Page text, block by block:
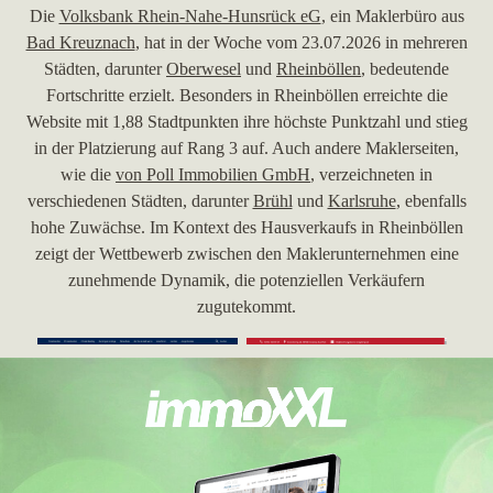
Die Volksbank Rhein-Nahe-Hunsrück eG, ein Maklerbüro aus
Bad Kreuznach, hat in der Woche vom 23.07.2026 in mehreren
Städten, darunterOberwesel und Rheinböllen, bedeutende
Fortschritte erzielt. Besonders in Rheinböllen erreichte die
Website mit 1,88 Stadtpunkten ihre höchste Punktzahl und stieg
in der Platzierung auf Rang 3 auf. Auch andere Maklerseiten,
wie die von Poll Immobilien GmbH, verzeichneten in
verschiedenen Städten, darunterBrühl und Karlsruhe, ebenfalls
hohe Zuwächse. Im Kontext des Hausverkaufs in Rheinböllen
zeigt der Wettbewerb zwischen den Maklerunternehmen eine
zunehmende Dynamik, die potenziellen Verkäufern
zugutekommt.